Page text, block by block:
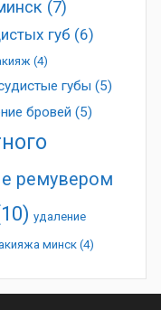
(7)
губ (6)
(4)
губы (5)
бровей (5)
ремувером
удаление
минск (4)